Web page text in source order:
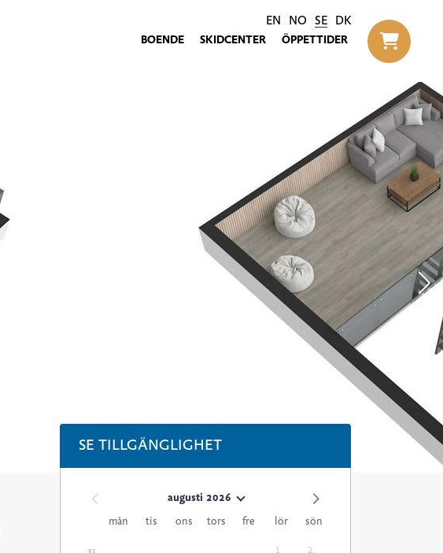
EN NO SE DK
BOENDE SKIDCENTER ÖPPETTIDER
Til
SE TILLGÄNGLIGHET
augusti 2026
mån
tis ons tors fre lör sön
1 2